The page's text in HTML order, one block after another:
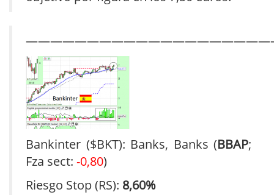
Bankinter ($BKT): Banks, Banks (BBAP;
Fza sect: -0,80)
Riesgo Stop (RS): 8,60%